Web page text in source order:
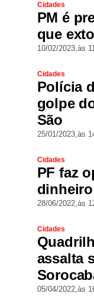
Cidades
PM é
que
10/02/2023,às
Cidades
Polícia
golpe
São
25/01/2023,às
Cidades
PF faz
28/06/2022,às
Cidades
assalta
05/04/2022,às